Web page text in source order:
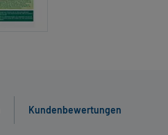
Kundenbewertungen